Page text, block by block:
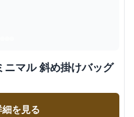
マル 斜め掛けバッグ
を見る